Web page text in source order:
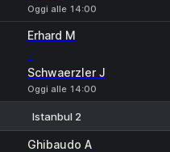
Oggi alle 14:00
Erhard M
-
Schwaerzler J
Oggi alle 14:00
Istanbul 2
Ghibaudo A